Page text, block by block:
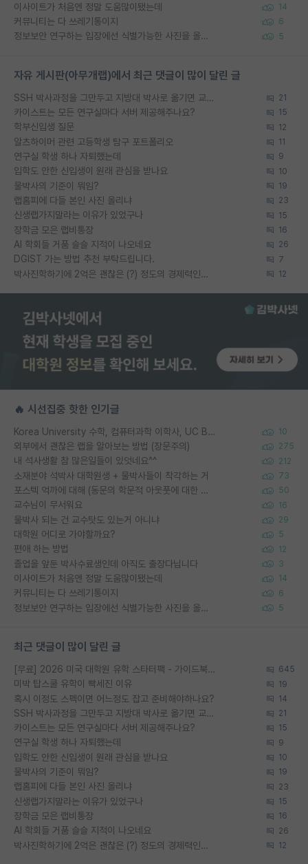
이사이트가 처음엔 정말 도움많이됐는데 14
커뮤니티는 다 쓰레기통이지 6
정보보안 연구하는 입장에선 식별가능한 사진을 올리는건 비추이긴함 5
자유 게시판(아무개랩)에서 최근 댓글이 많이 달린 글
SSH 박사과정을 그만두고 지방대 박사로 옮기면 교수의 꿈은 끝일까요? 21
카이스트는 모든 연구실마다 서버 제공해주나요? 15
학부신입생 질문 12
알츠하이머 관련 고등학생 탐구 포트폴리오 11
연구실 학생 하나 자퇴했는데 9
입학도 안한 신입생이 원래 관심을 받나요 10
물박사의 기준이 뭐임? 19
랩홈피에 다들 본인 사진 올리냐 23
신생랩가지말라는 이유가 있었구나 15
장학금 모은 랩비통장 16
AI 학회들 거품 슬슬 지적이 나오네요 26
DGIST 가는 방법 추천 부탁드립니다. 7
박사진학하기에 2억은 괜찮은 (?) 정도의 경제력인가요 12
🔥 시선집중 핫한 인기글
Korea University 수학, 컴퓨터과학 이학사, UC Berkeley 산업공학 대학원 공학박사가 되는 것은 쉽지 않겠죠? 10
외부에서 괜찮은 랩을 알아보는 방법 (장문주의) 275
내 석사생활 참 많은일들이 있엇네요^^ 212
소재분야 석박사 대학원생 + 물박사들이 착각하는 거 73
포스텍 억까에 대해 (동문의 학문적 아웃풋에 대한 반박) 50
교수님이 무서워요 16
물박사 되는 건 교수탓도 있는거 아니냐 29
대학원 어디로 가야할까요? 5
편애 하는 방법 12
졸업을 앞둔 박사수료생인데 아직도 출장다닙니다 3
이사이트가 처음엔 정말 도움많이됐는데 14
커뮤니티는 다 쓰레기통이지 6
정보보안 연구하는 입장에선 식별가능한 사진을 올리는건 비추이긴함 5
최근 댓글이 많이 달린 글
[무료] 2026 미국 대학원 유학 스타터팩 - 가이드북 & 합격자 컨택메일 템플릿 645
미박 탑스쿨 유학이 빡세진 이유 19
혹시 이정도 스펙이면 어느정도 잡고 준비해야하나요? 14
SSH 박사과정을 그만두고 지방대 박사로 옮기면 교수의 꿈은 끝일까요? 21
카이스트는 모든 연구실마다 서버 제공해주나요? 15
연구실 학생 하나 자퇴했는데 9
입학도 안한 신입생이 원래 관심을 받나요 10
물박사의 기준이 뭐임? 19
랩홈피에 다들 본인 사진 올리냐 23
신생랩가지말라는 이유가 있었구나 15
장학금 모은 랩비통장 16
AI 학회들 거품 슬슬 지적이 나오네요 26
박사진학하기에 2억은 괜찮은 (?) 정도의 경제력인가요 12